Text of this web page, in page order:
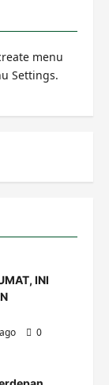
menu
Settings.
INI
0